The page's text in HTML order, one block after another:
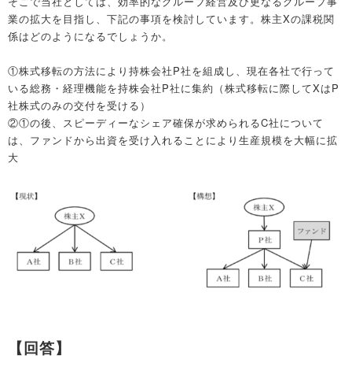
業の拡大を目指し、下記の事項を検討しています。株主Xの課税関
係はどのようになるでしょうか。
①株式移転の方法により持株会社P社を組成し、現在各社で行って
いる総務・経理機能を持株会社P社に集約（株式移転に際してXはP
社株式のみの交付を受ける）
②①の後、スピーディーなシェア確保が求められるC社について
は、ファンドから出資を受け入れることにより生産規模を大幅に拡
大
【回答】